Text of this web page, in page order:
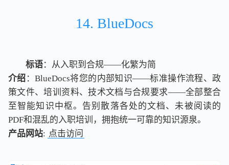
14. BlueDocs
标语：从入职到合规——化繁为简
介绍 ：BlueDocs将您的内部知识——标准操作流程、政
策文件、培训资料、技术文档与合规要求——全部整合
至智能知识中枢。告别散落各处的文档、未被阅读的
PDF和混乱的入职培训，拥抱统一可靠的知识源泉。
产品网站: 点击访问